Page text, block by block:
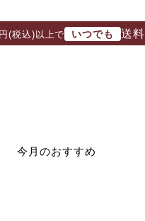
(税込)以上で いつでも 送
今月のおすすめ